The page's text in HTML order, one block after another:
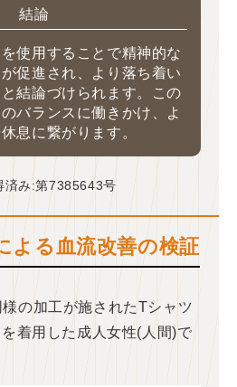
結論
使用することで精神的な
促進され、より落ち着い
結論づけられます。この
バランスに働きかけ、よ
息に繋がります。
済み:第7385643号
よる血流改善の検証
の加工が施されたTシャツ
着用した成人女性(人間)で